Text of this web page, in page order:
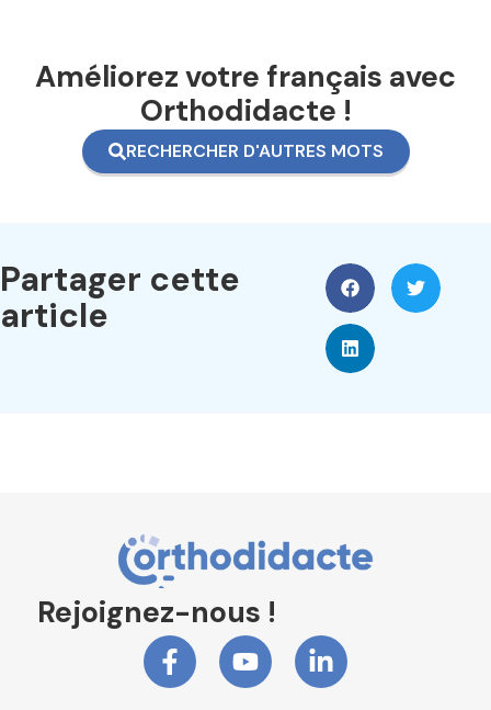
Améliorez votre français avec
Orthodidacte !
RECHERCHER D'AUTRES MOTS
Partager cette
article
Rejoignez-nous !